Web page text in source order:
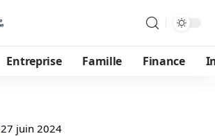
Entreprise Famille Finance
27 juin 2024